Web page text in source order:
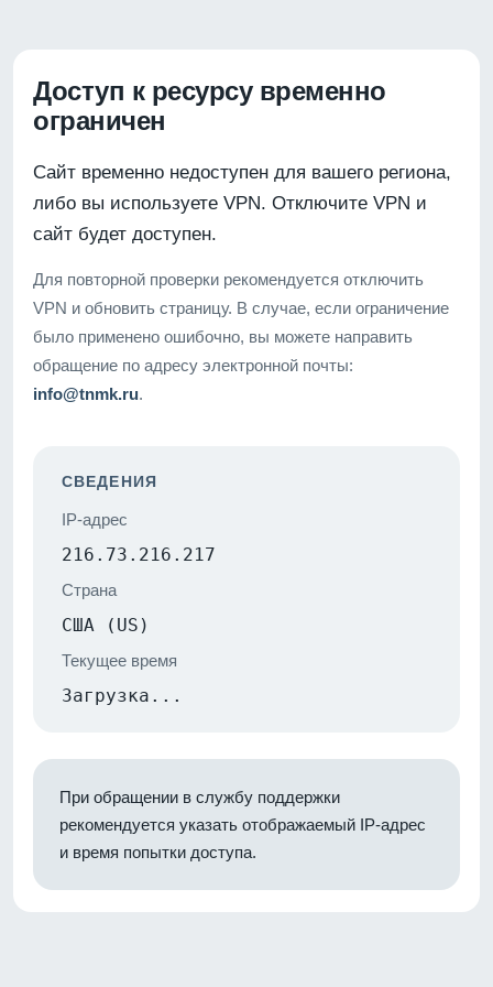
Доступ к ресурсу временно
ограничен
Сайт временно недоступен для вашего региона,
либо вы используете VPN. Отключите VPN и
сайт будет доступен.
Для повторной проверки рекомендуется отключить
VPN и обновить страницу. В случае, если ограничение
было применено ошибочно, вы можете направить
обращение по адресу электронной почты:
info@tnmk.ru.
СВЕДЕНИЯ
IP-адрес
216.73.216.217
Страна
США (US)
Текущее время
Загрузка...
При обращении в службу поддержки
рекомендуется указать отображаемый IP-адрес
и время попытки доступа.